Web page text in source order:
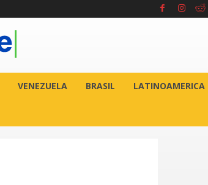
VENEZUELA BRASIL LATINOAMERICA